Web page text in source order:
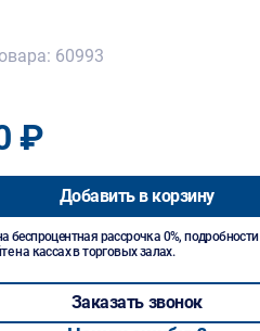
60993
₽
Добавить в корзину
беспроцентная рассрочка 0%, подробности
на кассах в торговых залах.
Заказать звонок